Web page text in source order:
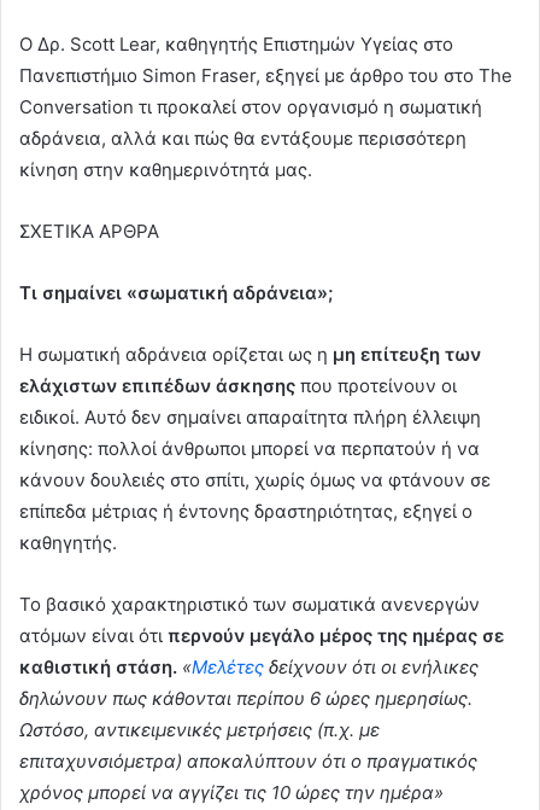
Ο Δρ. Scott Lear, καθηγητής Επιστημών Υγείας στο
Πανεπιστήμιο Simon Fraser, εξηγεί με άρθρο του στο The
Conversation τι προκαλεί στον οργανισμό η σωματική
αδράνεια, αλλά και πώς θα εντάξουμε περισσότερη
κίνηση στην καθημερινότητά μας.
ΣΧΕΤΙΚΑ ΑΡΘΡΑ
Τι σημαίνει «σωματική αδράνεια»;
Η σωματική αδράνεια ορίζεται ως η μη επίτευξη των
ελάχιστων επιπέδων άσκησης που προτείνουν οι
ειδικοί. Αυτό δεν σημαίνει απαραίτητα πλήρη έλλειψη
κίνησης: πολλοί άνθρωποι μπορεί να περπατούν ή να
κάνουν δουλειές στο σπίτι, χωρίς όμως να φτάνουν σε
επίπεδα μέτριας ή έντονης δραστηριότητας, εξηγεί ο
καθηγητής.
Το βασικό χαρακτηριστικό των σωματικά ανενεργών
ατόμων είναι ότι περνούν μεγάλο μέρος της ημέρας σε
καθιστική στάση. «Μελέτες δείχνουν ότι οι ενήλικες
δηλώνουν πως κάθονται περίπου 6 ώρες ημερησίως.
Ωστόσο, αντικειμενικές μετρήσεις (π.χ. με
επιταχυνσιόμετρα) αποκαλύπτουν ότι ο πραγματικός
χρόνος μπορεί να αγγίζει τις 10 ώρες την ημέρα»